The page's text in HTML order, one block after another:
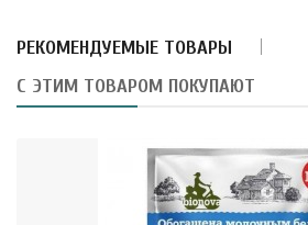
РЕКОМЕНДУЕМЫЕ ТОВАРЫ
С ЭТИМ ТОВАРОМ ПОКУПАЮТ